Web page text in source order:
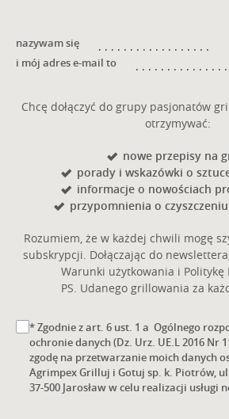
nazywam się
i mój adres e-mail to
Chcę dołączyć do grupy pasjonatów
otrzymywać:
nowe przepisy na
porady i wskazówki o
informacje o nowościach
przypomnienia o
Rozumiem, że w każdej chwili mogę
subskrypcji. Dołączając do
Warunki użytkowania i Politykę
PS. Udanego grillowania za
* Zgodnie z art. 6 ust. 1 a Ogólnego
ochronie danych (Dz. Urz. UE.L 2016 Nr
zgodę na przetwarzanie moich danych
Agrimpex Grilluj i Gotuj sp. k. Piotrów,
37-500 Jarosław w celu realizacji usługi